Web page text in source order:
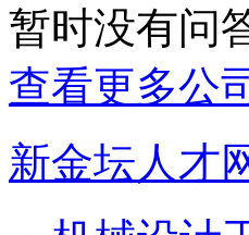
暂时没有问
查看更多公
新金坛人才